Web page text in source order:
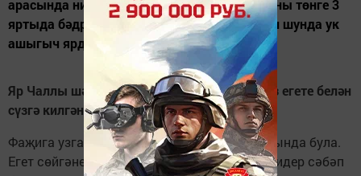
арасында низаг чыга. Шуннан соң егет кызны төнге 3
яртыда бәдрәфтә асылынган хәлдә таба. Ул шунда ук
ашыгыч ярдәм чакырта...
Яр Чаллы шәһәрендә яшәүче 25 яшьлек кыз егете белән
сүзгә килгәннән соң бауга менә
Фаҗига узган төндә шәһәрнең 59 комплексында була.
Егет сөйгәнен саунага чакырган була. Ниндидер сәбәп